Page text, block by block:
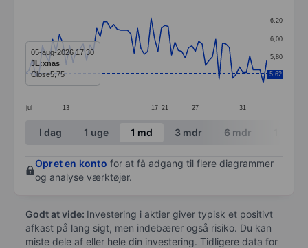
Line chart with 72 data points.
The chart has 1 X axis displaying categories.
The chart has 1 Y axis displaying values. Data ranges
jul 13 17 21 27 31
5,60
5,80
6,00
6,20
5,62
05-aug-2026 17:30
JL:xnas
Close5,75
End of interactive chart.
I dag 1 uge 1 md 3 mdr 6 mdr
Opret en konto for at få adgang til flere diagrammer
og analyse værktøjer.
Godt at vide: Investering i aktier giver typisk et positivt
afkast på lang sigt, men indebærer også risiko. Du kan
miste dele af eller hele din investering. Tidligere data for